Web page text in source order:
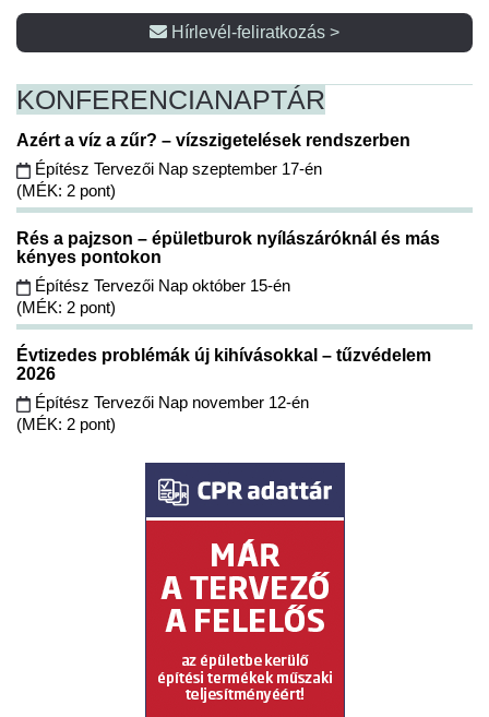
Hírlevél-feliratkozás >
KONFERENCIANAPTÁR
Azért a víz a zűr? – vízszigetelések rendszerben
Építész Tervezői Nap szeptember 17-én
(MÉK: 2 pont)
Rés a pajzson – épületburok nyílászáróknál és más
kényes pontokon
Építész Tervezői Nap október 15-én
(MÉK: 2 pont)
Évtizedes problémák új kihívásokkal – tűzvédelem
2026
Építész Tervezői Nap november 12-én
(MÉK: 2 pont)